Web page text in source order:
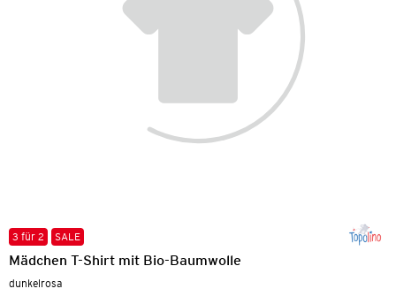
3 für 2 SALE
Mädchen T-Shirt mit Bio-Baumwolle
dunkelrosa